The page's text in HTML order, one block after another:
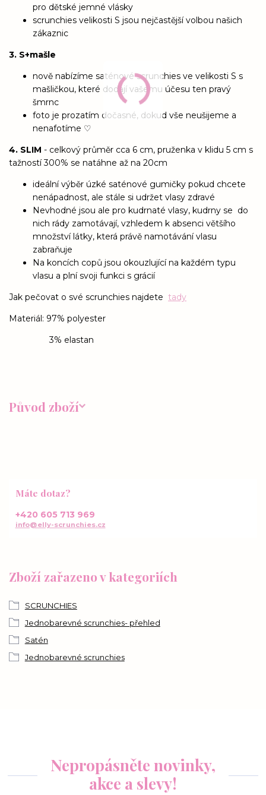
pro dětské jemné vlásky
scrunchies velikosti S jsou nejčastější volbou našich
zákaznic
3. S+mašle
nově nabízíme saténové scrunchies ve velikosti S s
mašličkou, které dodají vašemu účesu ten pravý
šmrnc
foto je prozatím dočasné, dokud vše neušijeme a
nenafotíme ♡
4. SLIM - celkový průměr cca 6 cm, pruženka v klidu 5 cm s
tažností 300% se natáhne až na 20cm
ideální výběr úzké saténové gumičky pokud chcete
nenápadnost, ale stále si udržet vlasy zdravé
Nevhodné jsou ale pro kudrnaté vlasy, kudrny se do
nich rády zamotávají, vzhledem k absenci většího
množství látky, která právě namotávání vlasu
zabraňuje
Na koncích copů jsou okouzlující na každém typu
vlasu a plní svoji funkci s grácií
Jak pečovat o své scrunchies najdete tady
Materiál: 97% polyester
3% elastan
Původ zboží
Zboží zařazeno v kategoriích
SCRUNCHIES
Jednobarevné scrunchies- přehled
Satén
Jednobarevné scrunchies
Máte dotaz?
+420 605 713 969
info@elly-scrunchies.cz
Nepropásněte novinky,
akce a slevy!